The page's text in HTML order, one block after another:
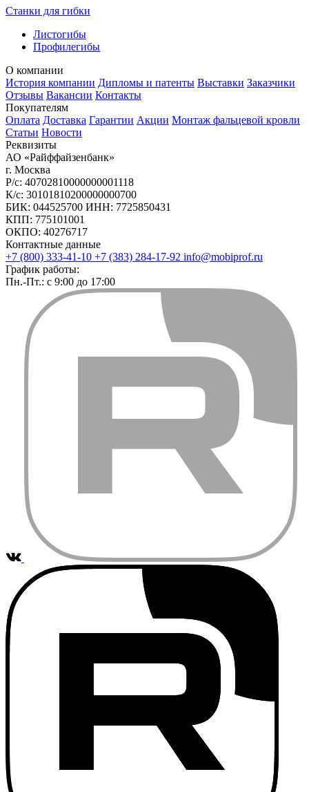
Станки для гибки
Листогибы
Профилегибы
О компании
История компании Дипломы и патенты Выставки Заказчики
Отзывы Вакансии Контакты
Покупателям
Оплата Доставка Гарантии Акции Монтаж фальцевой кровли
Статьи Новости
Реквизиты
АО «Райффайзенбанк»
г. Москва
Р/с: 40702810000000001118
К/с: 30101810200000000700
БИК: 044525700 ИНН: 7725850431
КПП: 775101001
ОКПО: 40276717
Контактные данные
+7 (800) 333-41-10 +7 (383) 284-17-92 info@mobiprof.ru
График работы:
Пн.-Пт.: с 9:00 до 17:00